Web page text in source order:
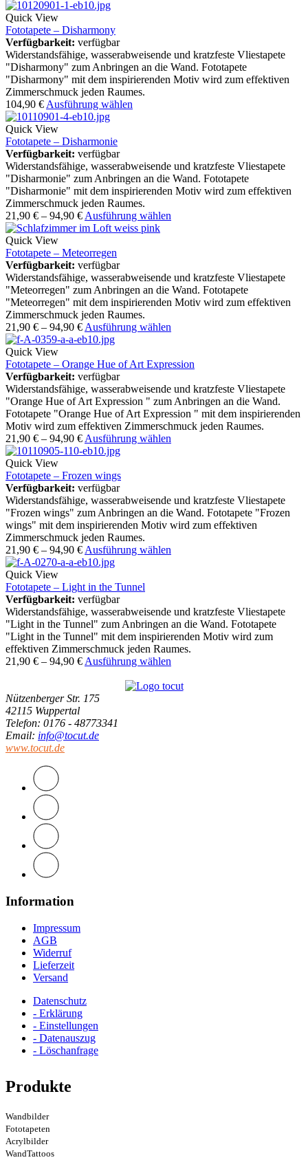
Quick View
Fototapete – Disharmony
Verfügbarkeit: verfügbar
Widerstandsfähige, wasserabweisende und kratzfeste Vliestapete
"Disharmony" zum Anbringen an die Wand. Fototapete
"Disharmony" mit dem inspirierenden Motiv wird zum effektiven
Zimmerschmuck jeden Raumes.
104,90 € Ausführung wählen
Quick View
Fototapete – Disharmonie
Verfügbarkeit: verfügbar
Widerstandsfähige, wasserabweisende und kratzfeste Vliestapete
"Disharmonie" zum Anbringen an die Wand. Fototapete
"Disharmonie" mit dem inspirierenden Motiv wird zum effektiven
Zimmerschmuck jeden Raumes.
21,90 € – 94,90 € Ausführung wählen
Quick View
Fototapete – Meteorregen
Verfügbarkeit: verfügbar
Widerstandsfähige, wasserabweisende und kratzfeste Vliestapete
"Meteorregen" zum Anbringen an die Wand. Fototapete
"Meteorregen" mit dem inspirierenden Motiv wird zum effektiven
Zimmerschmuck jeden Raumes.
21,90 € – 94,90 € Ausführung wählen
Quick View
Fototapete – Orange Hue of Art Expression
Verfügbarkeit: verfügbar
Widerstandsfähige, wasserabweisende und kratzfeste Vliestapete
"Orange Hue of Art Expression " zum Anbringen an die Wand.
Fototapete "Orange Hue of Art Expression " mit dem inspirierenden
Motiv wird zum effektiven Zimmerschmuck jeden Raumes.
21,90 € – 94,90 € Ausführung wählen
Quick View
Fototapete – Frozen wings
Verfügbarkeit: verfügbar
Widerstandsfähige, wasserabweisende und kratzfeste Vliestapete
"Frozen wings" zum Anbringen an die Wand. Fototapete "Frozen
wings" mit dem inspirierenden Motiv wird zum effektiven
Zimmerschmuck jeden Raumes.
21,90 € – 94,90 € Ausführung wählen
Quick View
Fototapete – Light in the Tunnel
Verfügbarkeit: verfügbar
Widerstandsfähige, wasserabweisende und kratzfeste Vliestapete
"Light in the Tunnel" zum Anbringen an die Wand. Fototapete
"Light in the Tunnel" mit dem inspirierenden Motiv wird zum
effektiven Zimmerschmuck jeden Raumes.
21,90 € – 94,90 € Ausführung wählen
Nützenberger Str. 175
42115 Wuppertal
Telefon: 0176 - 48773341
Email: info@tocut.de
www.tocut.de
Information
Impressum
AGB
Widerruf
Lieferzeit
Versand
Datenschutz
- Erklärung
- Einstellungen
- Datenauszug
- Löschanfrage
Produkte
Wandbilder
Fototapeten
Acrylbilder
WandTattoos